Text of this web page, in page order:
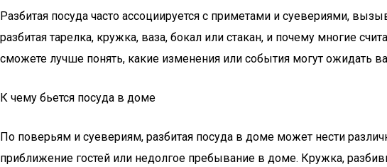
Разбитая посуда часто ассоциируется с приметами и суевериями,
разбитая тарелка, кружка, ваза, бокал или стакан, и почему многие
сможете лучше понять, какие изменения или события могут ожидать
К чему бьется посуда в доме
По поверьям и суевериям, разбитая посуда в доме может нести
приближение гостей или недолгое пребывание в доме. Кружка,